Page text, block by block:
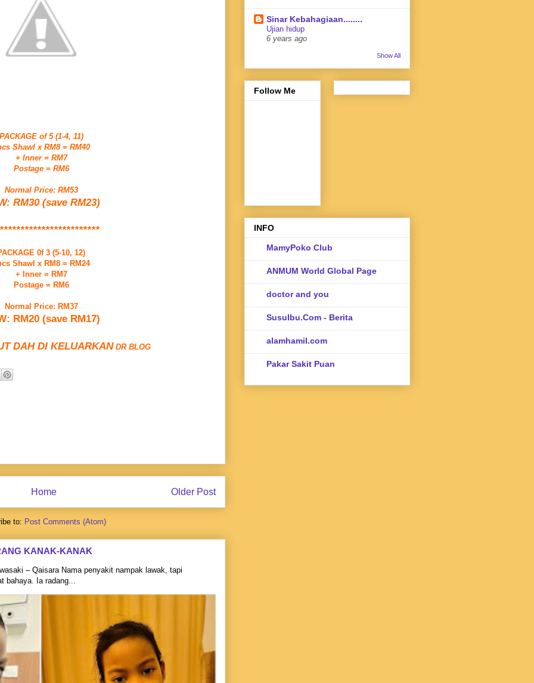
of 5 (1-4, 11)
Shawl x RM8 = RM40
+ Inner = RM7
Postage = RM6
Normal Price: RM53
RM30 (save RM23)
0f 3 (5-10, 12)
Shawl x RM8 = RM24
+ Inner = RM7
Postage = RM6
Normal Price: RM37
RM20 (save RM17)
DAH DI KELUARKAN DR BLOG
Older Post
Home
to: Post Comments (Atom)
KANAK-KANAK
– Qaisara Nama penyakit nampak lawak, tapi
bahaya. Ia radang...
Sinar Kebahagiaan........
Ujian hidup
6 years ago
Show All
Follow Me
INFO
MamyPoko Club
ANMUM World Global Page
doctor and you
SusuIbu.Com - Berita
alamhamil.com
Pakar Sakit Puan